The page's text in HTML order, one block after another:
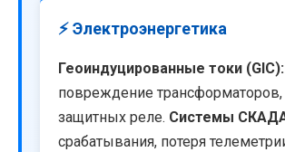
⚡ Электроэнергетика
Геоиндуцированные токи (GIC):
повреждение трансформаторов,
защитных реле. Системы
срабатывания, потеря